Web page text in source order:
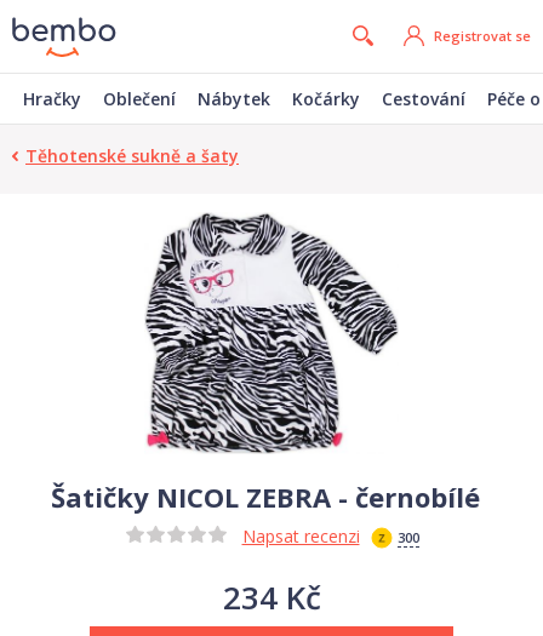
Registrovat se
Hračky Oblečení Nábytek Kočárky Cestování Péče
Těhotenské sukně a šaty
Šatičky NICOL ZEBRA - černobílé
Napsat recenzi 300
234 Kč